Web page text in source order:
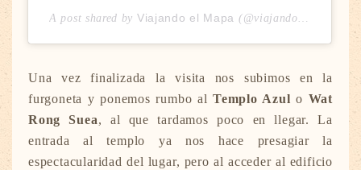
A post shared by Viajando el Mapa (@viajandoelmapa) on
Una vez finalizada la visita nos subimos en la
furgoneta y ponemos rumbo alTemplo Azulo Wat
Rong Suea, al que tardamos poco en llegar. La
entrada al templo ya nos hace presagiar la
espectacularidad del lugar, pero al acceder al edificio